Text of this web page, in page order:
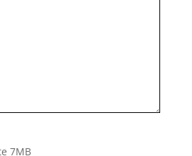
7MB